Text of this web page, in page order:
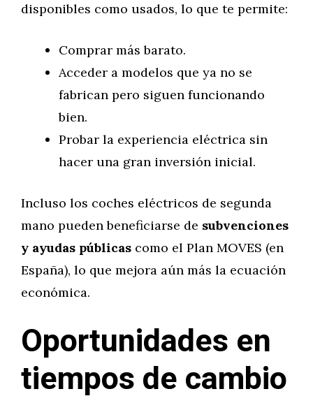
disponibles como usados, lo que te permite:
Comprar más barato.
Acceder a modelos que ya no se
fabrican pero siguen funcionando
bien.
Probar la experiencia eléctrica sin
hacer una gran inversión inicial.
Incluso los coches eléctricos de segunda
mano pueden beneficiarse de subvenciones
y ayudas públicas como el Plan MOVES (en
España), lo que mejora aún más la ecuación
económica.
Oportunidades en
tiempos de cambio